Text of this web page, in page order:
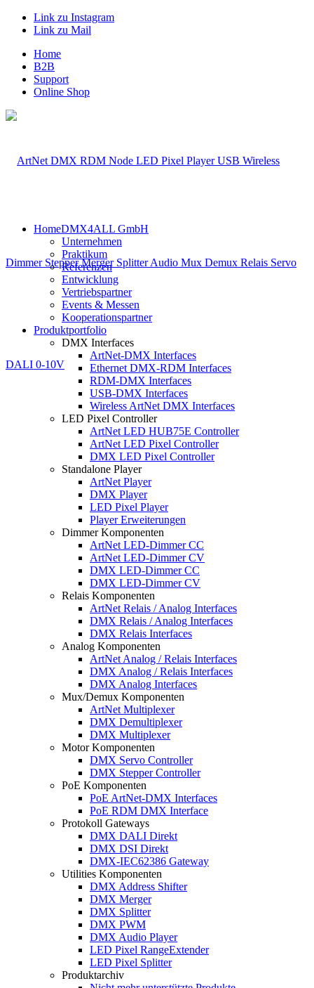
Link zu Instagram
Link zu Mail
Home
B2B
Support
Online Shop
HomeDMX4ALL GmbH
Unternehmen
Praktikum
Referenzen
Entwicklung
Vertriebspartner
Events & Messen
Kooperationspartner
Produktportfolio
DMX Interfaces
ArtNet-DMX Interfaces
Ethernet DMX-RDM Interfaces
RDM-DMX Interfaces
USB-DMX Interfaces
Wireless ArtNet DMX Interfaces
LED Pixel Controller
ArtNet LED HUB75E Controller
ArtNet LED Pixel Controller
DMX LED Pixel Controller
Standalone Player
ArtNet Player
DMX Player
LED Pixel Player
Player Erweiterungen
Dimmer Komponenten
ArtNet LED-Dimmer CC
ArtNet LED-Dimmer CV
DMX LED-Dimmer CC
DMX LED-Dimmer CV
Relais Komponenten
ArtNet Relais / Analog Interfaces
DMX Relais / Analog Interfaces
DMX Relais Interfaces
Analog Komponenten
ArtNet Analog / Relais Interfaces
DMX Analog / Relais Interfaces
DMX Analog Interfaces
Mux/Demux Komponenten
ArtNet Multiplexer
DMX Demultiplexer
DMX Multiplexer
Motor Komponenten
DMX Servo Controller
DMX Stepper Controller
PoE Komponenten
PoE ArtNet-DMX Interfaces
PoE RDM DMX Interface
Protokoll Gateways
DMX DALI Direkt
DMX DSI Direkt
DMX-IEC62386 Gateway
Utilities Komponenten
DMX Address Shifter
DMX Merger
DMX Splitter
DMX PWM
DMX Audio Player
LED Pixel RangeExtender
LED Pixel Splitter
Produktarchiv